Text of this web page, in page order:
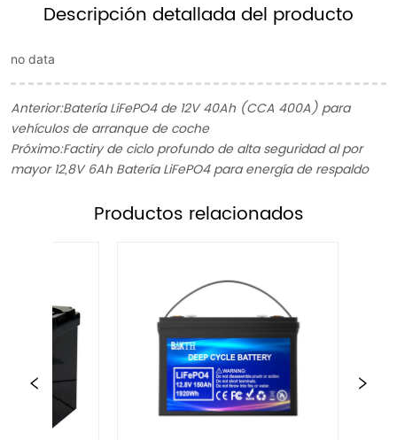
Descripción detallada del producto
no data
Anterior:Batería LiFePO4 de 12V 40Ah (CCA 400A) para
vehículos de arranque de coche
Próximo:Factiry de ciclo profundo de alta seguridad al por
mayor 12,8V 6Ah Batería LiFePO4 para energía de respaldo
ㅤProductos relacionados